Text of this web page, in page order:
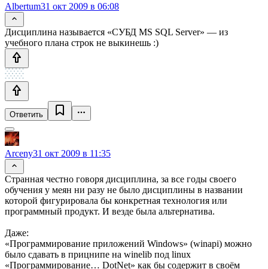
Albertum31 окт 2009 в 06:08
Дисциплина называется «СУБД MS SQL Server» — из
учебного плана строк не выкинешь :)
Ответить
Arceny31 окт 2009 в 11:35
Странная честно говоря дисциплина, за все годы своего
обучения у меян ни разу не было дисциплины в названии
которой фигурировала бы конкретная технология или
программный продукт. И везде была альтернатива.
Даже:
«Программирование приложений Windows» (winapi) можно
было сдавать в прицнипе на winelib под linux
«Программирование… DotNet» как бы содержит в своём